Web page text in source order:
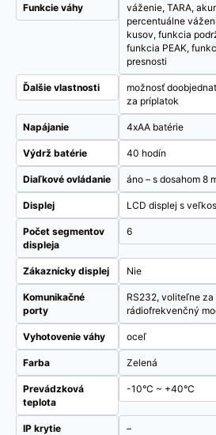
Funkcie váhy
váženie, TARA,
percentuálne
kusov, funkcia
funkcia PEAK,
presnosti
Ďalšie vlastnosti
možnosť
za príplatok
Napájanie 4xAA batérie
Výdrž batérie 40 hodín
Diaľkové ovládanie áno – s dosahom 8
Displej LCD displej s
Počet segmentov
displeja
6
Zákaznícky displej Nie
Komunikačné
porty
RS232, voliteľne
rádiofrekvenčný
Vyhotovenie váhy oceľ
Farba Zelená
Prevádzková
teplota
-10°C ~ +40°C
IP krytie –